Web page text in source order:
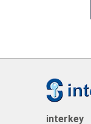
interkey